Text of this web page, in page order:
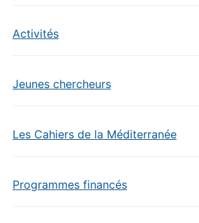
Activités
Jeunes chercheurs
Les Cahiers de la Méditerranée
Programmes financés